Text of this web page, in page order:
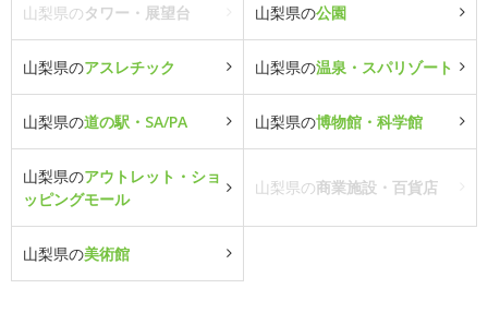
山梨県のタワー・展望台 山梨県の公園
山梨県のアスレチック 山梨県の温泉・スパリゾート
山梨県の道の駅・SA/PA 山梨県の博物館・科学館
山梨県のアウトレット・ショ
ッピングモール
山梨県の商業施設・百貨店
山梨県の美術館